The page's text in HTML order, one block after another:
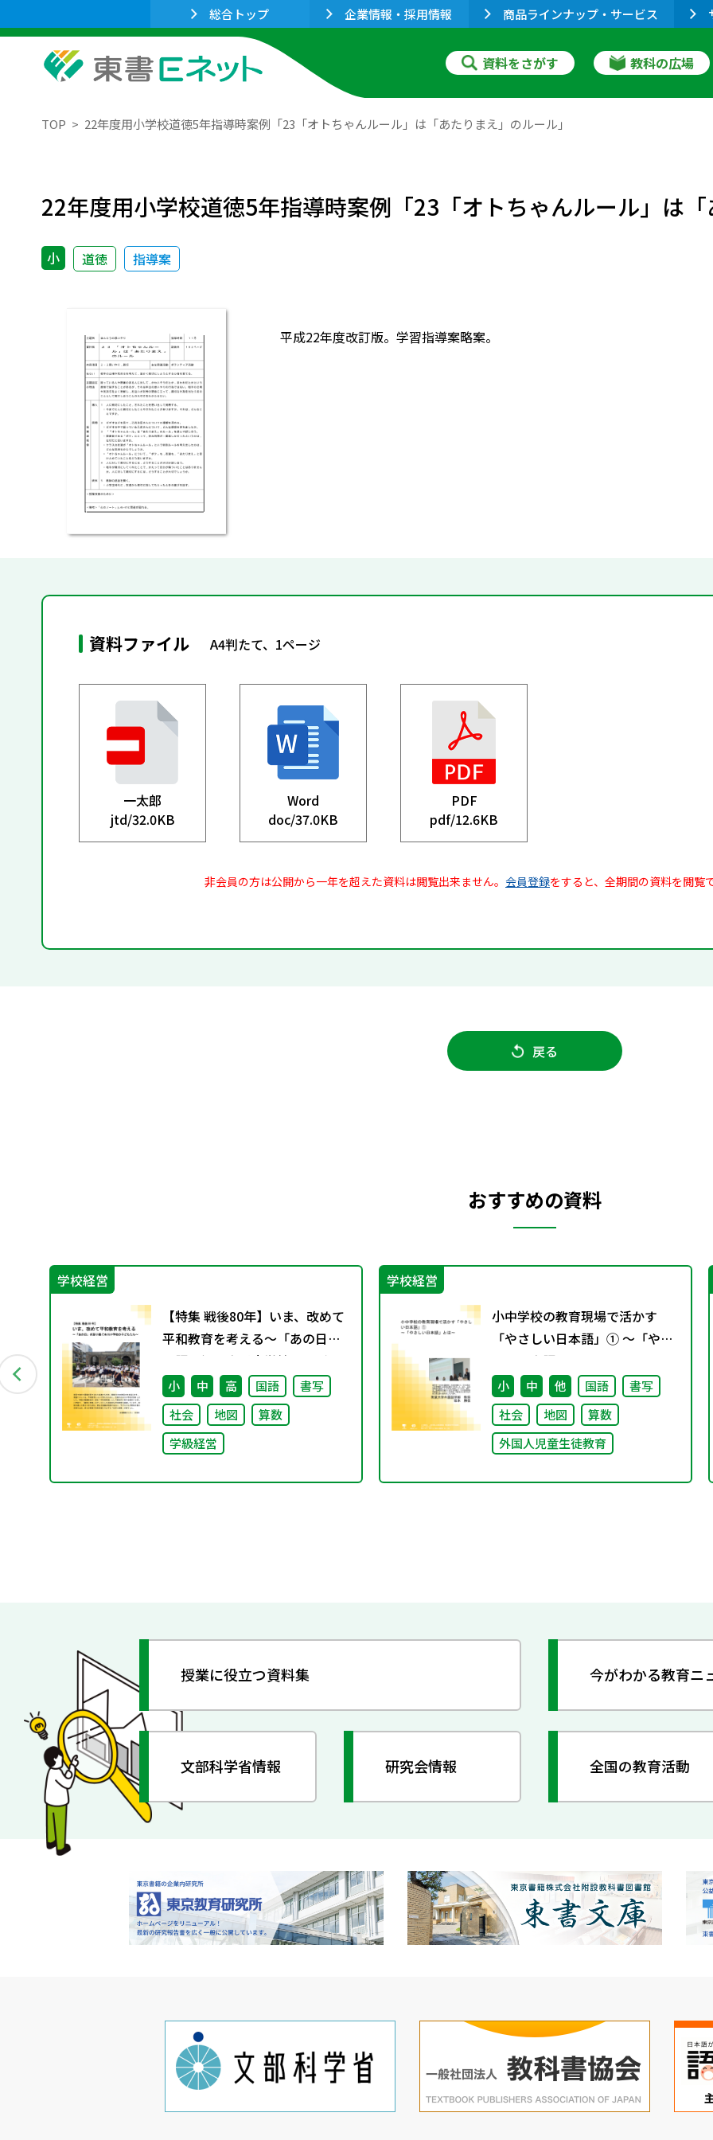
総合トップ 企業情報・採用情報 商品ラインナップ・サービス
資料をさがす 教科の広場
TOP 22年度用小学校道徳5年指導時案例「23「オトちゃんルール」は「あたりまえ」のルール」
22年度用小学校道徳5年指導時案例「23「オトちゃんルール」は「
小 道徳 指導案
平成22年度改訂版。学習指導案略案。
資料ファイル A4判たて、1ページ
一太郎
jtd/32.0KB
Word
doc/37.0KB
PDF
pdf/12.6KB
非会員の方は公開から一年を超えた資料は閲覧出来ません。 会員登録をすると、全期間の資料を閲覧
戻る
おすすめの資料
学校経営
【特集 戦後80年】いま、改めて
平和教育を考える〜「あの日」
を語り継ぐ本川小学校の子ども
たち〜
小 中 高 国語
書写
社会
地図
算数
学級経営
学校経営
小中学校の教育現場で活かす
「やさしい日本語」① ～「やさ
しい日本語」とは～
小 中 他 国語
書写
社会
地図
算数
外国人児童生徒教育
授業に役立つ資料集 今がわかる教育ニ
文部科学省情報 研究会情報 全国の教育活動